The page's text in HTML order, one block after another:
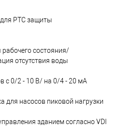
PTC защиты
состояния/
отсутствия воды
с 0/2 - 10 В/ на 0/4 - 20 мА
для насосов пиковой нагрузки
зданием согласно VDI